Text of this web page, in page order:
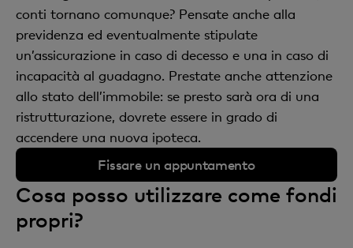
conti tornano comunque? Pensate anche alla
previdenza ed eventualmente stipulate
un’assicurazione in caso di decesso e una in caso di
incapacità al guadagno. Prestate anche attenzione
allo stato dell’immobile: se presto sarà ora di una
ristrutturazione, dovrete essere in grado di
accendere una nuova ipoteca.
Fissare un appuntamento
Cosa posso utilizzare come fondi
propri?